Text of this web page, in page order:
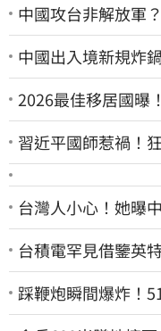
中國攻台非解放軍
中國出入境新規炸
2026最佳移居國曝
習近平國師惹禍！
台灣人小心！她曝
台積電罕見借鑒英
踩鞭炮瞬間爆炸！